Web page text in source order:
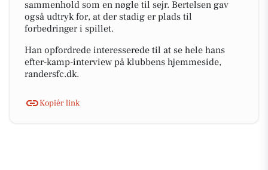
sammenhold som en nøgle til sejr. Bertelsen gav
også udtryk for, at der stadig er plads til
forbedringer i spillet.
Han opfordrede interesserede til at se hele hans
efter-kamp-interview på klubbens hjemmeside,
randersfc.dk.
Kopiér link